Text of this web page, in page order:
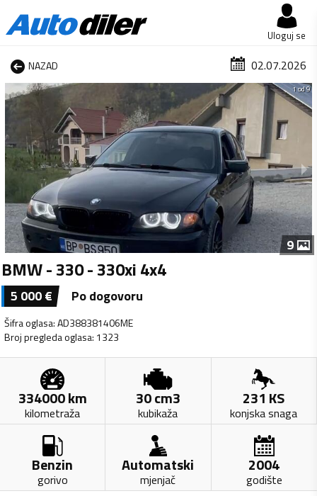
Uloguj se
NAZAD 02.07.2026
1 od 9
9
BMW - 330 - 330xi 4x4
5 000€ Po dogovoru
Šifra oglasa:AD388381406ME
Broj pregleda oglasa: 1323
334000km
kilometraža
30cm3
kubikaža
231 KS
konjska snaga
Benzin
gorivo
Automatski
mjenjač
2004
godište